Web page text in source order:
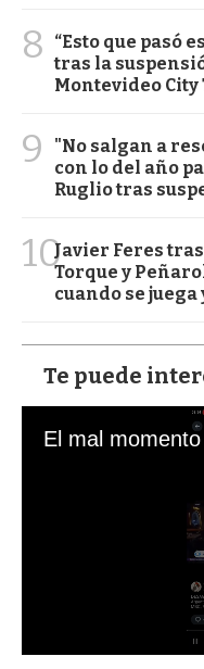
8
“Esto que pasó
tras la
Montevideo City
9
"No salgan a
con lo del año
Ruglio tras
10Javier Feres
Torque y
cuando se juega
Te puede